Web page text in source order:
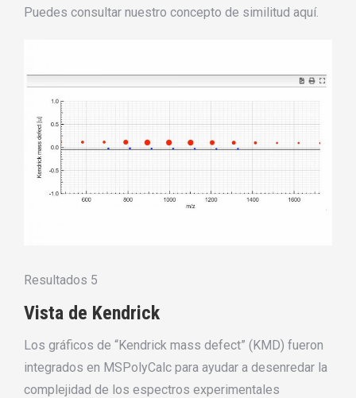
Puedes consultar nuestro concepto de similitud aquí.
Resultados 5
Vista de Kendrick
Los gráficos de “Kendrick mass defect” (KMD) fueron
integrados en MSPolyCalc para ayudar a desenredar la
complejidad de los espectros experimentales